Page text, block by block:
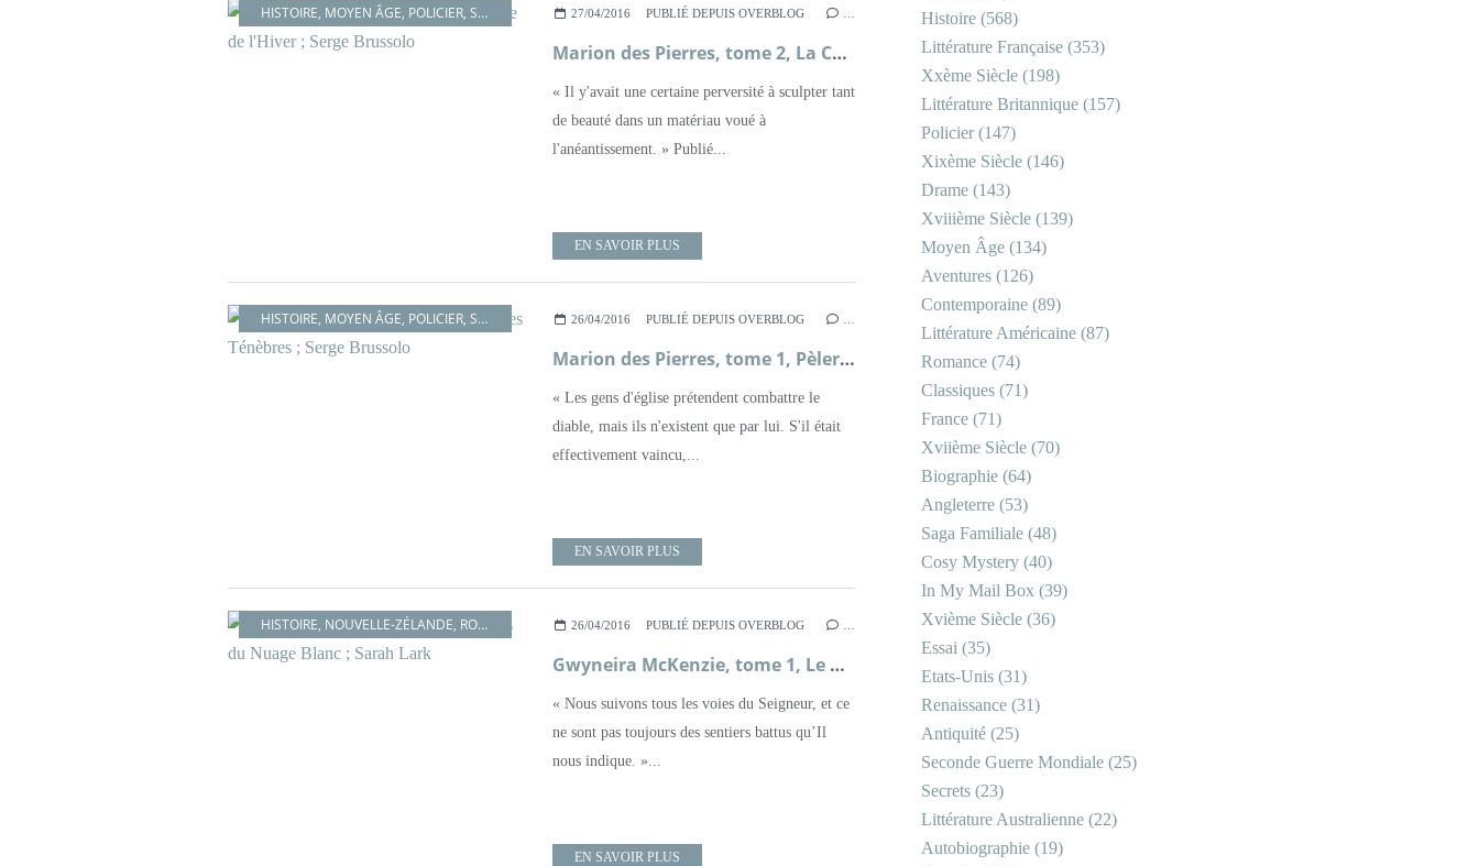
HISTOIRE, MOYEN ÂGE, POLICIER, SORCELLERIE ,THRILLER
27/04/2016 PUBLIÉ DEPUIS OVERBLOG
Marion des Pierres, tome 2, La Captive de l'Hiver ; Serge Brussolo
« Il y'avait une certaine perversité à sculpter tant
de beauté dans un matériau voué à
l'anéantissement. » Publié...
EN SAVOIR PLUS
HISTOIRE, MOYEN ÂGE, POLICIER, SORCELLERIE ,THRILLER
26/04/2016 PUBLIÉ DEPUIS OVERBLOG
Marion des Pierres, tome 1, Pèlerins des Ténèbres ; Serge Brussolo
« Les gens d'église prétendent combattre le
diable, mais ils n'existent que par lui. S'il était
effectivement vaincu,...
EN SAVOIR PLUS
HISTOIRE, NOUVELLE-ZÉLANDE, ROMAN , SAGA FAMILIALE,XIXÈME SIÈCLE
26/04/2016 PUBLIÉ DEPUIS OVERBLOG
Gwyneira McKenzie, tome 1, Le Pays du Nuage Blanc ; Sarah Lark
« Nous suivons tous les voies du Seigneur, et ce
ne sont pas toujours des sentiers battus qu’Il
nous indique. »...
EN SAVOIR PLUS
Histoire (568)
Littérature Française (353)
Xxème Siècle (198)
Littérature Britannique (157)
Policier(147)
Xixème Siècle (146)
Drame (143)
Xviiième Siècle (139)
Moyen Âge (134)
Aventures (126)
Contemporaine (89)
Littérature Américaine (87)
Romance (74)
Classiques (71)
France (71)
Xviième Siècle (70)
Biographie (64)
Angleterre (53)
Saga Familiale (48)
Cosy Mystery (40)
In My Mail Box (39)
Xvième Siècle (36)
Essai (35)
Etats-Unis (31)
Renaissance (31)
Antiquité (25)
Seconde Guerre Mondiale (25)
Secrets (23)
Littérature Australienne (22)
Autobiographie (19)